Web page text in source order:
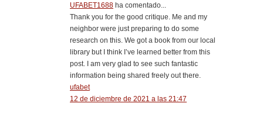
UFABET1688 ha comentado...
Thank you for the good critique. Me and my
neighbor were just preparing to do some
research on this. We got a book from our local
library but I think I’ve learned better from this
post. I am very glad to see such fantastic
information being shared freely out there.
ufabet
12 de diciembre de 2021 a las 21:47